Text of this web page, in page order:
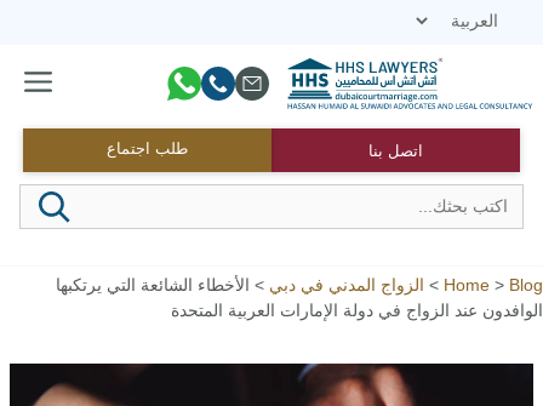
اتصل بنا طلب اجتماع
القائمة
Home > Blog
> الزواج المدني في دبي > الأخطاء الشائعة التي يرتكبها
الوافدون عند الزواج في دولة الإمارات العربية المتحدة